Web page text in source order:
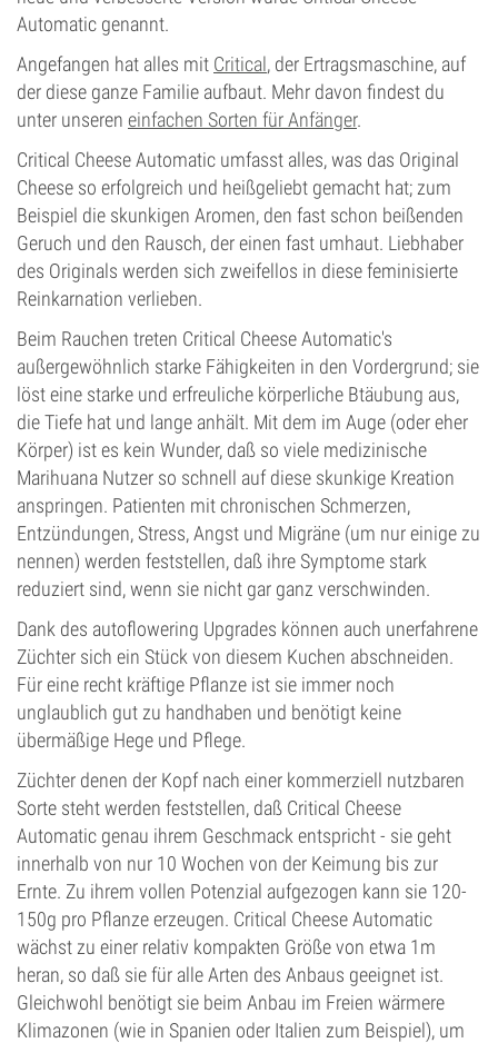
Automatic genannt.
Angefangen hat alles mit Critical, der Ertragsmaschine, auf
der diese ganze Familie aufbaut. Mehr davon findest du
unter unseren einfachen Sorten für Anfänger.
Critical Cheese Automatic umfasst alles, was das Original
Cheese so erfolgreich und heißgeliebt gemacht hat; zum
Beispiel die skunkigen Aromen, den fast schon beißenden
Geruch und den Rausch, der einen fast umhaut. Liebhaber
des Originals werden sich zweifellos in diese feminisierte
Reinkarnation verlieben.
Beim Rauchen treten Critical Cheese Automatic's
außergewöhnlich starke Fähigkeiten in den Vordergrund; sie
löst eine starke und erfreuliche körperliche Btäubung aus,
die Tiefe hat und lange anhält. Mit dem im Auge (oder eher
Körper) ist es kein Wunder, daß so viele medizinische
Marihuana Nutzer so schnell auf diese skunkige Kreation
anspringen. Patienten mit chronischen Schmerzen,
Entzündungen, Stress, Angst und Migräne (um nur einige zu
nennen) werden feststellen, daß ihre Symptome stark
reduziert sind, wenn sie nicht gar ganz verschwinden.
Dank des autoflowering Upgrades können auch unerfahrene
Züchter sich ein Stück von diesem Kuchen abschneiden.
Für eine recht kräftige Pflanze ist sie immer noch
unglaublich gut zu handhaben und benötigt keine
übermäßige Hege und Pflege.
Züchter denen der Kopf nach einer kommerziell nutzbaren
Sorte steht werden feststellen, daß Critical Cheese
Automatic genau ihrem Geschmack entspricht - sie geht
innerhalb von nur 10 Wochen von der Keimung bis zur
Ernte. Zu ihrem vollen Potenzial aufgezogen kann sie 120-
150g pro Pflanze erzeugen. Critical Cheese Automatic
wächst zu einer relativ kompakten Größe von etwa 1m
heran, so daß sie für alle Arten des Anbaus geeignet ist.
Gleichwohl benötigt sie beim Anbau im Freien wärmere
Klimazonen (wie in Spanien oder Italien zum Beispiel), um